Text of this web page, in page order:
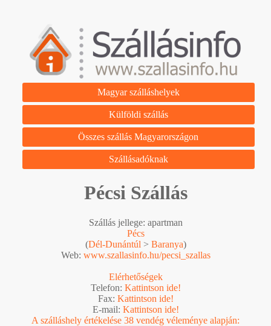
Magyar szálláshelyek
Külföldi szállás
Összes szállás Magyarországon
Szállásadóknak
Pécsi Szállás
Szállás jellege: apartman
Pécs
(Dél-Dunántúl > Baranya)
Web: www.szallasinfo.hu/pecsi_szallas
Elérhetőségek
Telefon: Kattintson ide!
Fax: Kattintson ide!
E-mail: Kattintson ide!
A szálláshely értékelése 38 vendég véleménye alapján: